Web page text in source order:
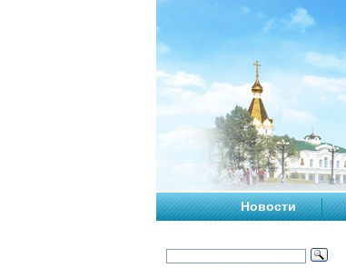
Новости